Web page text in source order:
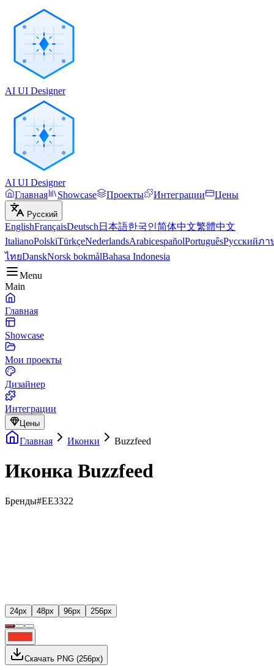
AI UI Designer
AI UI Designer
Главная
Showcase Проекты Интеграции Цены
Русский
EnglishFrançaisDeutsch 日本語한국인简体中文繁體中文
ItalianoPolskiTürkçeNederlandsArabicespañolPortuguêsРусскийภา
ไทยDanskNorsk bokmålBahasa Indonesia
Menu
Main
Главная
Showcase
Мои проекты
Дизайнер
Интеграции
Цены
Главная Иконки Buzzfeed
Иконка Buzzfeed
Бренды#EE3322
24px 48px 96px 256px
Скачать PNG (256px)